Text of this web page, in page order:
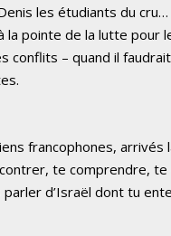
les étudiants du
pointe de la lutte pour
conflits – quand il
francophones,
te comprendre,
d’Israël dont tu